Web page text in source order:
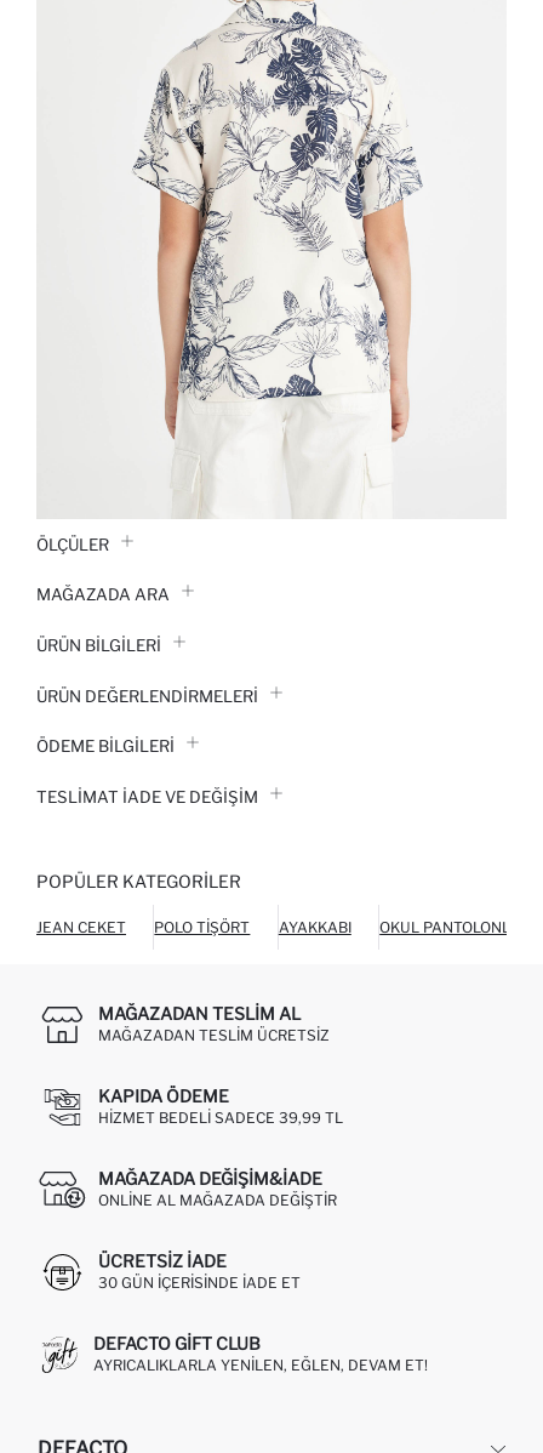
ÖLÇÜLER
MAĞAZADA ARA
ÜRÜN BILGILERI
ÜRÜN DEĞERLENDİRMELERİ
ÖDEME BİLGİLERİ
TESLIMAT İADE VE DEĞIŞIM
POPÜLER KATEGORILER
JEAN CEKET POLO TIŞÖRT AYAKKABI OKUL PANTOLONLARI
MAĞAZADAN TESLIM AL
MAĞAZADAN TESLIM ÜCRETSIZ
KAPIDA ÖDEME
HIZMET BEDELI SADECE 39,99 TL
MAĞAZADA DEĞIŞIM&İADE
ONLINE AL MAĞAZADA DEĞIŞTIR
ÜCRETSIZ IADE
30 GÜN IÇERISINDE IADE ET
DEFACTO GIFT CLUB
AYRICALIKLARLA YENILEN, EĞLEN, DEVAM ET!